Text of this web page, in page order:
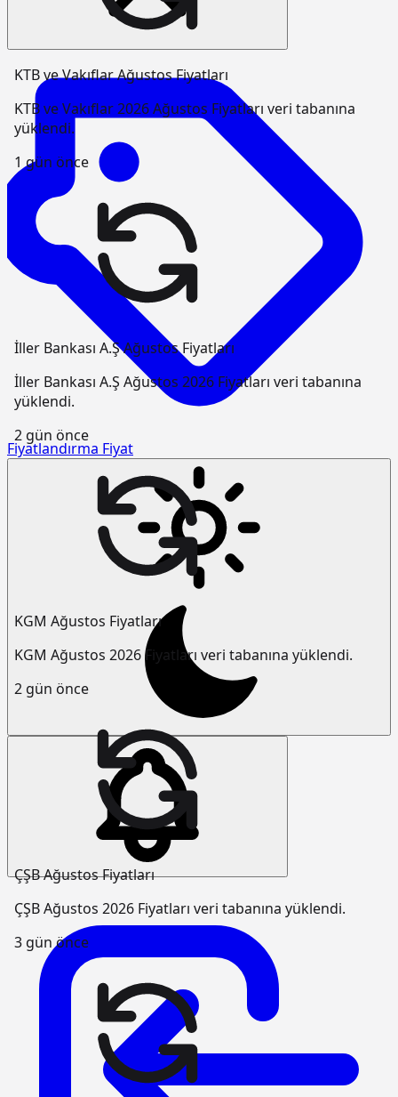
Fiyatlandırma Fiyat
KTB ve Vakıflar Ağustos Fiyatları
KTB ve Vakıflar 2026 Ağustos Fiyatları veri tabanına
yüklendi.
1 gün önce
İller Bankası A.Ş Ağustos Fiyatları
İller Bankası A.Ş Ağustos 2026 Fiyatları veri tabanına
yüklendi.
2 gün önce
KGM Ağustos Fiyatları
KGM Ağustos 2026 Fiyatları veri tabanına yüklendi.
2 gün önce
ÇŞB Ağustos Fiyatları
ÇŞB Ağustos 2026 Fiyatları veri tabanına yüklendi.
3 gün önce